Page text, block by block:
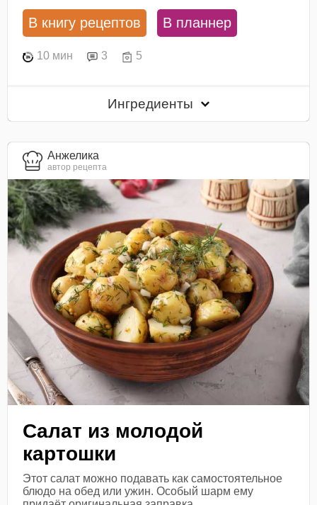
В книгу рецептов В планнер
10 мин 3 5
Ингредиенты
Анжелика
автор рецепта
Салат из молодой
картошки
Этот салат можно подавать как самостоятельное
блюдо на обед или ужин. Особый шарм ему